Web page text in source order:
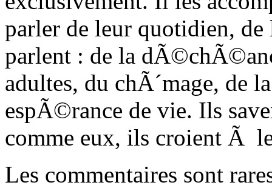
parler de leur quotidien,
parlent : de la
adultes, du chÃ´mage, de
espÃ©rance de vie. Ils
comme eux, ils croient Ã
Les commentaires sont